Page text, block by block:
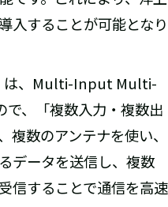
入することが可能となり
は、Multi-Input Multi-
、「複数入力・複数出
数のアンテナを使い、
データを送信し、複数
信することで通信を高速